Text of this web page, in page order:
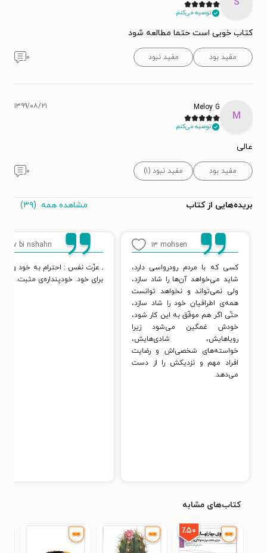
توصیه می‌کنم.
کتاب خوبی است حتما مطالعه شود
مفید بود مفید نبود ۰
M
Meloy G
توصیه می‌کنم.
۱۳۹۹/۰۸/۲۱
عالی
مفید بود مفید نبود (۱) ۰
بریده‌هایی از کتاب مشاهده همه (۳۹)
mohsen ۱۳
كسی كه با مردم رودرواسی دارد،
شاید می‌خواهد آن‌ها را شاد سازد،
ولی نمی‌تواند و نخواهد توانست
همه‌ی اطرافیان خود را شاد سازد،
حتّی اگر هم موفّق به این كار شود،
خودش غمگین می‌شود زیرا
رویاهایش، شادی‌هایش،
خواسته‌های شخصی‌اش و رضایت
افراد مهم و نزدیكش را از دست
می‌دهد.
v bi nshahn
ـ عزّت نفس : احترام به خود و
برای خود. خودپنداره‌ی مثبت.
کتاب‌های مشابه
٪۵۰